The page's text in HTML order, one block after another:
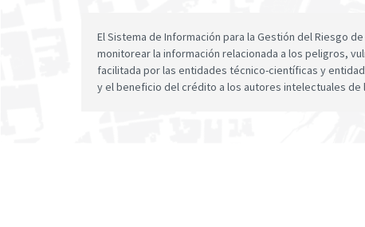
El Sistema de Información para la Gestión del Riesgo
monitorear la información relacionada a los peligros,
facilitada por las entidades técnico-científicas y
y el beneficio del crédito a los autores intelectuales